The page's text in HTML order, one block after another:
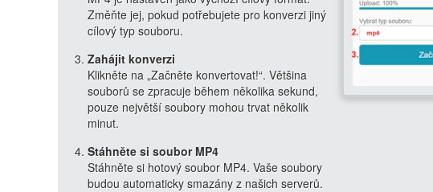
Změňte jej, pokud potřebujete pro konverzi jiný
cílový typ souboru.
Zahájit konverzi
Klikněte na „Začněte konvertovat!“. Většina
souborů se zpracuje během několika sekund,
pouze největší soubory mohou trvat několik
minut.
Stáhněte si soubor MP4
Stáhněte si hotový soubor MP4. Vaše soubory
budou automaticky smazány z našich serverů.